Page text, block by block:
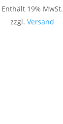
Enthält 19% MwSt.
zzgl. Versand